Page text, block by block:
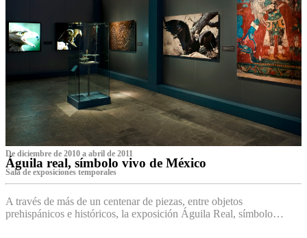
De diciembre de 2010 a abril de 2011
Águila real, símbolo vivo de México
Sala de exposiciones temporales
A través de más de un centenar de piezas, entre objetos
prehispánicos e históricos, la exposición Águila Real, símbolo…